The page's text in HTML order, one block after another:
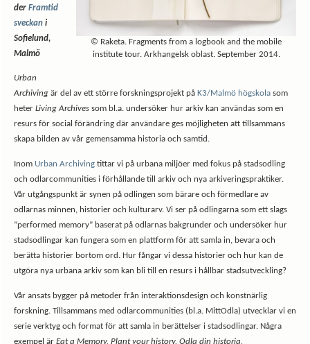
© Raketa. Fragments from a logbook and the mobile
institute tour. Arkhangelsk oblast. September 2014.
der Framtid
sveckani
Sofielund,
Malmö
Urban
Archivingär del av ett större forskningsprojekt på K3/Malmö högskolasom
heter Living Archivessom bl.a. undersöker hur arkiv kan användas som en
resurs för social förändring där användare ges möjligheten att tillsammans
skapa bilden av vår gemensamma historia och samtid.
Inom Urban Archivingtittar vi på urbana miljöer med fokus på stadsodling
och odlarcommunities i förhållande till arkiv och nya arkiveringspraktiker.
Vår utgångspunkt är synen på odlingen som bärare och förmedlare av
odlarnas minnen, historier och kulturarv. Vi ser på odlingarna som ett slags
”performed memory” baserat på odlarnas bakgrunder och undersöker hur
stadsodlingar kan fungera som en plattform för att samla in, bevara och
berätta historier bortom ord. Hur fångar vi dessa historier och hur kan de
utgöra nya urbana arkiv som kan bli till en resurs i hållbar stadsutveckling?
Vår ansats bygger på metoder från interaktionsdesign och konstnärlig
forskning. Tillsammans med odlarcommunities (bl.a. MittOdla) utvecklar vi en
serie verktyg och format för att samla in berättelser i stadsodlingar. Några
exempel är Eat a Memory, Plant your history, Odla din historia,